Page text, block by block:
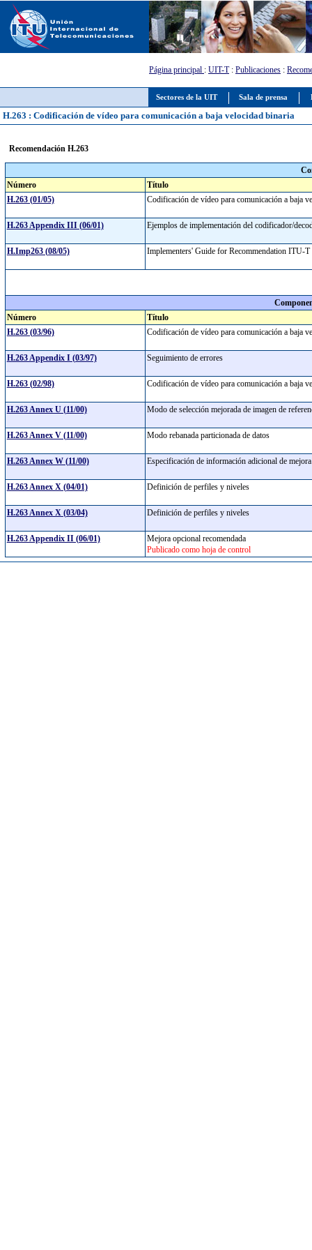
Sectores de la UIT Sala de prensa
Página principal : UIT-T: Publicaciones :
H.263 : Codificación de vídeo para comunicación a baja velocidad binaria
Recomendación H.263
Número
Título
H.263 (01/05)
Codificación de vídeo para comunicación a baja
H.263 Appendix III (06/01) Ejemplos de implementación del codificador/
H.Imp263 (08/05) Implementers' Guide for Recommendation
Número
Título
H.263 (03/96)
Codificación de vídeo para comunicación a baja
H.263 Appendix I (03/97) Seguimiento de errores
H.263 (02/98) Codificación de vídeo para comunicación a baja
H.263 Annex U (11/00) Modo de selección mejorada de imagen de
H.263 Annex V (11/00) Modo rebanada particionada de datos
H.263 Annex W (11/00) Especificación de información adicional de
H.263 Annex X (04/01) Definición de perfiles y niveles
H.263 Annex X (03/04) Definición de perfiles y niveles
H.263 Appendix II (06/01)
Mejora opcional recomendada
Publicado como hoja de control